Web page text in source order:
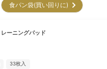
食パン袋(買い回りに)
ーニングパッド
33枚入